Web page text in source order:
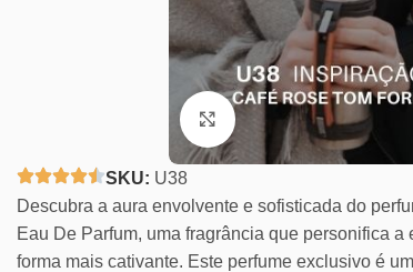
Clique para ampliar
SKU: U38
Descubra a aura envolvente e sofisticada do
Eau De Parfum, uma fragrância que personifica
forma mais cativante. Este perfume exclusivo é